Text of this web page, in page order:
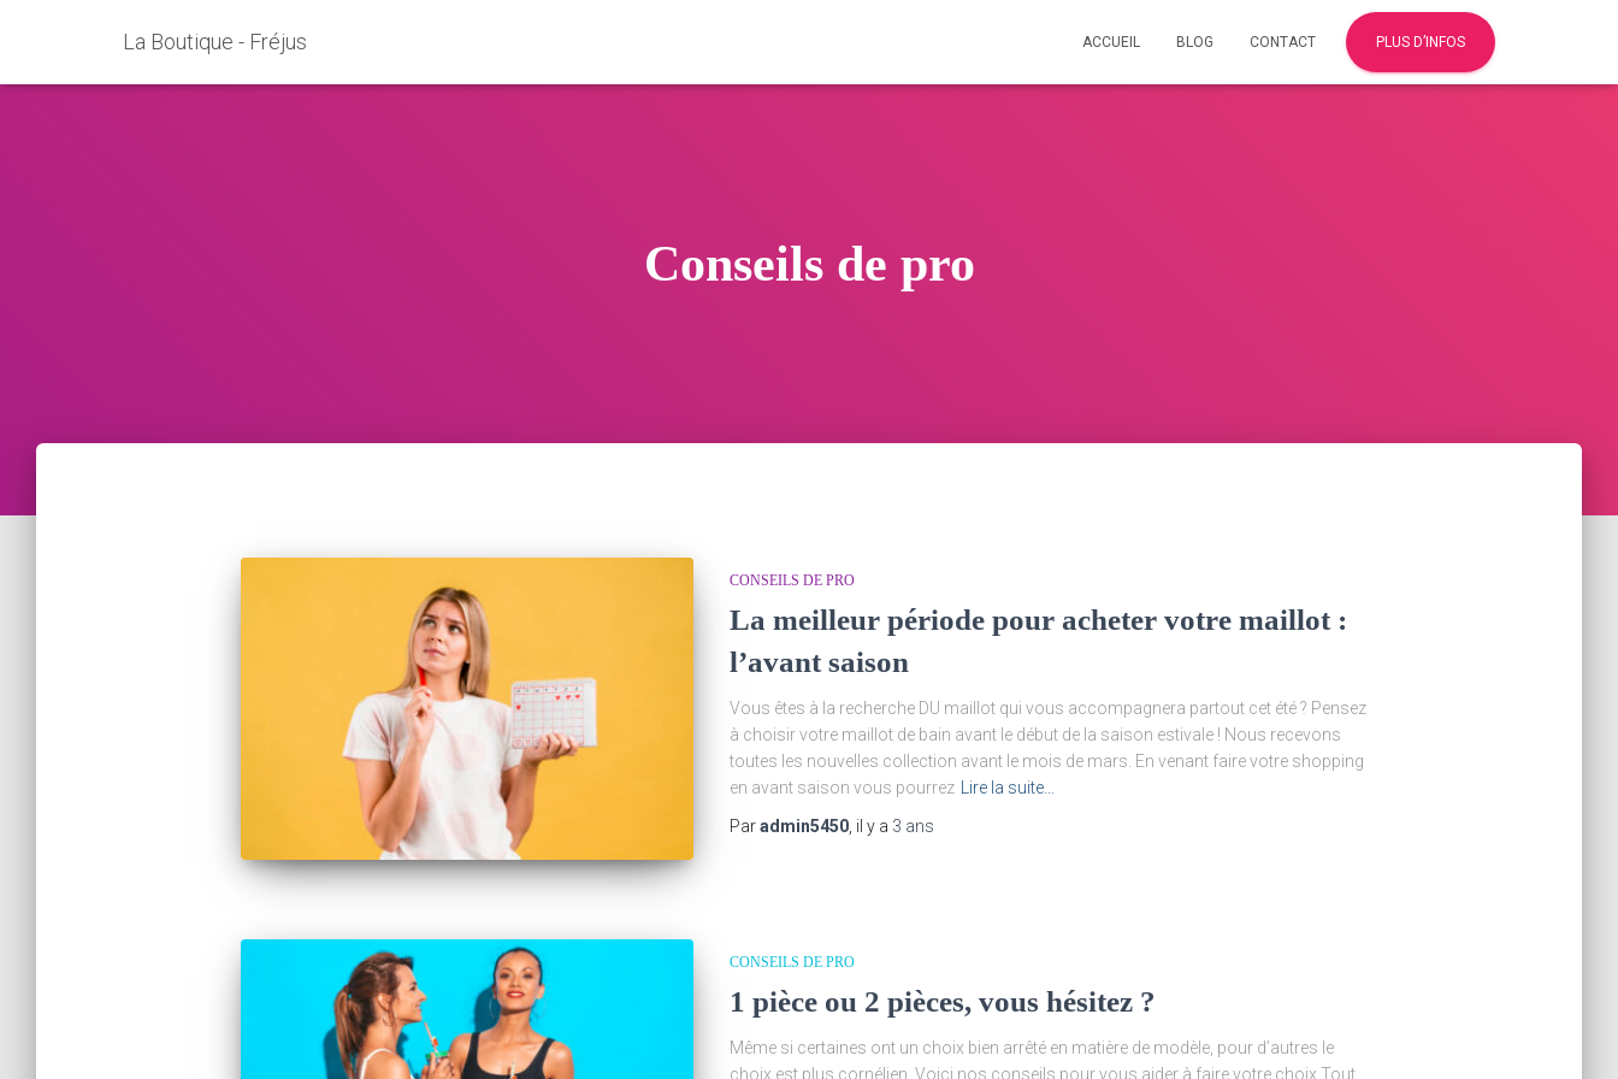
La Boutique - Fréjus ACCUEIL BLOG CONTACT PLUS D’INFOS
Conseils de pro
CONSEILS DE PRO
La meilleur période pour acheter votre maillot :
l’avant saison
Vous êtes à la recherche DU maillot qui vous accompagnera partout cet été ? Pensez
à choisir votre maillot de bain avant le début de la saison estivale ! Nous recevons
toutes les nouvelles collection avant le mois de mars. En venant faire votre shopping
en avant saison vous pourrez
Lire la suite…
Paradmin5450, il y a 3 ans
CONSEILS DE PRO
1 pièce ou 2 pièces, vous hésitez ?
Même si certaines ont un choix bien arrêté en matière de modèle, pour d’autres le
choix est plus cornélien. Voici nos conseils pour vous aider à faire votre choix Tout